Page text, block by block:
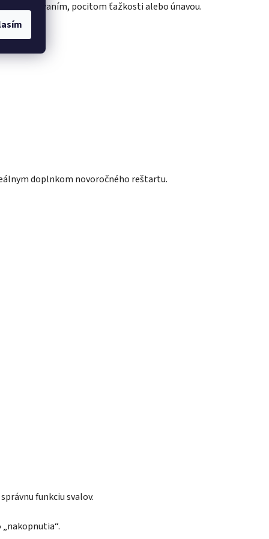
nafukovaním, pocitom ťažkosti alebo únavou.
doplnkom novoročného reštartu.
funkciu svalov.